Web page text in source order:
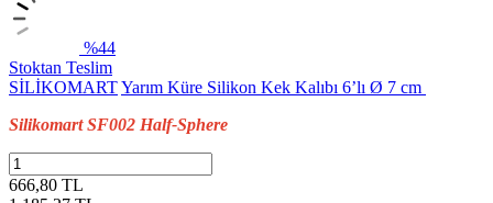
%44
Stoktan Teslim
SİLİKOMARTYarım Küre Silikon Kek Kalıbı 6’lı Ø 7 cm
Silikomart SF002 Half-Sphere
666,80 TL